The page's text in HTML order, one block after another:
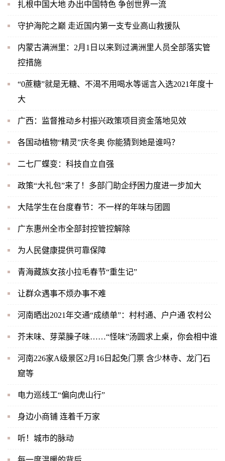
扎根中国大地 办出中国特色 争创世界一流
守护海陀之巅 走近国内第一支专业高山救援队
内蒙古满洲里：2月1日以来到过满洲里人员全部落实管
控措施
“0蔗糖”就是无糖、不渴不用喝水等谣言入选2021年度十
大
广西：监督推动乡村振兴政策项目资金落地见效
各国动植物“精灵”庆冬奥 你能猜到她是谁吗？
二七厂蝶变：科技自立自强
政策“大礼包”来了！多部门助企纾困力度进一步加大
大陆学生在台度春节：不一样的年味与团圆
广东惠州全市全部封控管控解除
为人民健康提供可靠保障
青海藏族女孩小拉毛春节“重生记”
让群众遇事不烦办事不难
河南晒出2021年交通“成绩单”：村村通、户户通 农村公
芥末味、芽菜臊子味……“怪味”汤圆求上桌，你会相中谁
河南226家A级景区2月16日起免门票 含少林寺、龙门石
窟等
电力巡线工“偏向虎山行”
身边小商铺 连着千万家
听！城市的脉动